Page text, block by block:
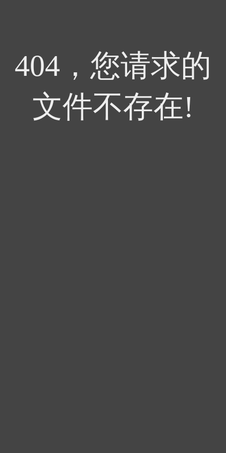
404，您请求的
文件不存在!